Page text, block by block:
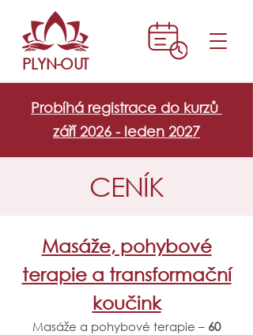
PLYN-OUT
Probíhá registrace do kurzů
září 2026 - leden 2027
CENÍK
Masáže, pohybové
terapie a transformační
koučink
Masáže a pohybové terapie – 60